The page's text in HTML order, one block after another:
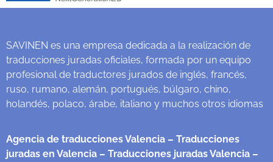
SAVINEN es una empresa dedicada a la realización de
traducciones juradas oficiales, formada por un equipo
profesional de traductores jurados de inglés, francés,
ruso, rumano, alemán, portugués, búlgaro, chino,
holandés, polaco, árabe, italiano y muchos otros idiomas
Agencia de traducciones Valencia – Traducciones
juradas en Valencia – Traducciones juradas Valencia –